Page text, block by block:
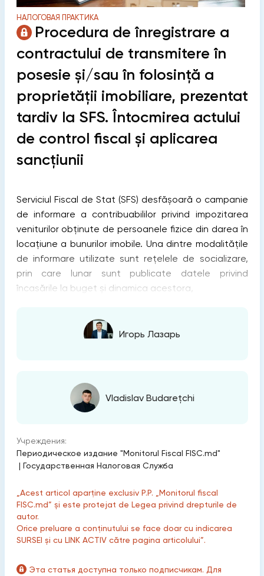
НАЛОГОВАЯ ПРАКТИКА
Procedura de înregistrare a
contractului de transmitere în
posesie și/sau în folosință a
proprietății imobiliare, prezentat
tardiv la SFS. Întocmirea actului
de control fiscal și aplicarea
sancțiunii
Serviciul Fiscal de Stat (SFS) desfășoară o campanie
de informare a contribuabililor privind impozitarea
veniturilor obținute de persoanele fizice din darea în
locațiune a bunurilor imobile. Una dintre modalitățile
de informare utilizate sunt rețelele de socializare,
prin care lunar sunt publicate datele privind
încasările la buget și dinamica acestora,
Игорь Лазарь
Vladislav Budarețchi
Учреждения:
Периодическое издание "Monitorul Fiscal FISC.md"
| Государственная Налоговая Служба
„Acest articol aparține exclusiv P.P. „Monitorul fiscal
FISC.md” și este protejat de Legea privind drepturile de
autor.
Orice preluare a conținutului se face doar cu indicarea
SURSEI și cu LINK ACTIV către pagina articolului”.
Эта статья доступна только подписчикам. Для